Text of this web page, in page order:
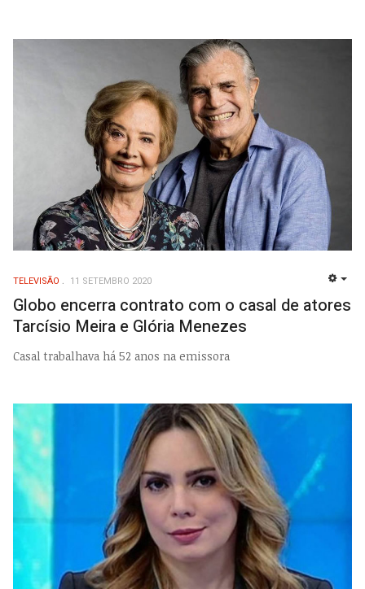
TELEVISÃO 11 SETEMBRO 2020
Globo encerra contrato com o casal de atores
Tarcísio Meira e Glória Menezes
Casal trabalhava há 52 anos na emissora